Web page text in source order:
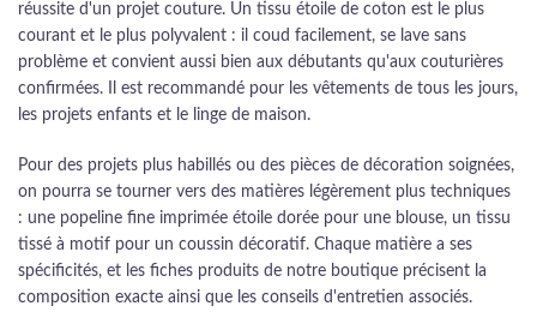
réussite d'un projet couture. Un tissu étoile de coton est le plus
courant et le plus polyvalent : il coud facilement, se lave sans
problème et convient aussi bien aux débutants qu'aux couturières
confirmées. Il est recommandé pour les vêtements de tous les jours,
les projets enfants et le linge de maison.
Pour des projets plus habillés ou des pièces de décoration soignées,
on pourra se tourner vers des matières légèrement plus techniques
: une popeline fine imprimée étoile dorée pour une blouse, un tissu
tissé à motif pour un coussin décoratif. Chaque matière a ses
spécificités, et les fiches produits de notre boutique précisent la
composition exacte ainsi que les conseils d'entretien associés.